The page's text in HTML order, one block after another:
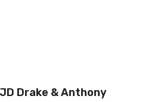
Drake & Anthony